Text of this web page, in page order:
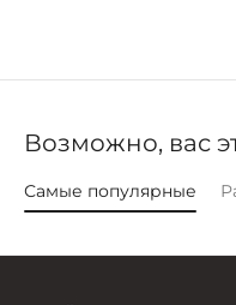
Возможно, вас
Самые популярные